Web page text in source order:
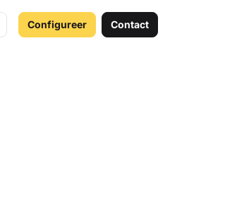
Configureer Contact